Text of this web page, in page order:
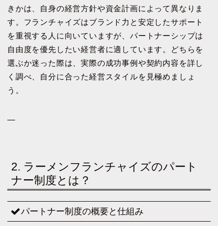
きかは、自身の経営方針や資金計画によって異なりま
す。フランチャイズはブランド力と安定したサポート
を重視する人に向いていますが、パートナーシップは
自由度を優先したい経営者に適しています。どちらを
選ぶか迷った際は、実際の成功事例や契約内容を詳し
く調べ、自分に合った経営スタイルを見極めましょ
う。
—
2. ラーメンフランチャイズのパート
ナー制度とは？
パートナー制度の概要と仕組み